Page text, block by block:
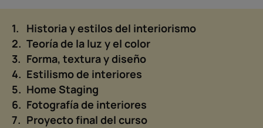
Historia y estilos del interiorismo
Teoría de la luz y el color
Forma, textura y diseño
Estilismo de interiores
Home Staging
Fotografía de interiores
Proyecto final del curso